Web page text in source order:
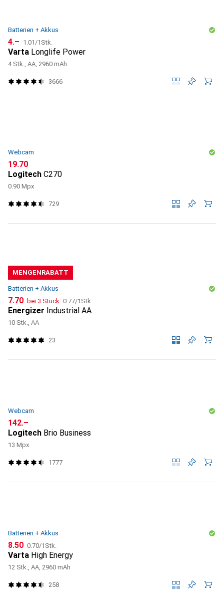
Batterien + Akkus
CHF
4.– CHF
1.01/1Stk.
Varta Longlife Power
4 Stk., AA, 2960 mAh
3666
Webcam
CHF
19.70
Logitech C270
0.90 Mpx
729
MENGENRABATT
Batterien + Akkus
CHF
7.70 bei 3 Stück CHF
0.77/1Stk.
Energizer Industrial AA
10 Stk., AA
23
Webcam
CHF
142.–
Logitech Brio Business
13 Mpx
1777
Batterien + Akkus
CHF
8.50 CHF
0.70/1Stk.
Varta High Energy
12 Stk., AA, 2960 mAh
258